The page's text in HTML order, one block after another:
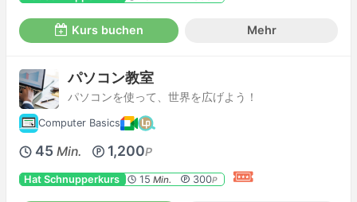
Kurs buchen Mehr
パソコン教室
パソコンを使って、世界を広げよう！
Computer Basics
45 Min. 1,200P
Hat Schnupperkurs 15 Min. 300P